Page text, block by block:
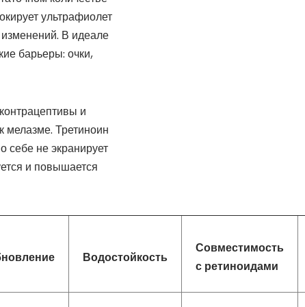
ультрафиолет
В идеале
барьеры: очки,
и
мелазме. Третиноин
не экранирует
и повышается
Водостойкость
Совместимость
с ретиноидами